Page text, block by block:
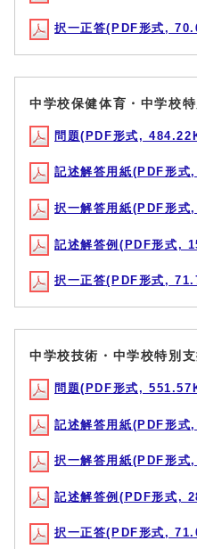
択一正答(PDF形式,
中学校保健体育・中学校
問題(PDF形式,
記述解答用紙(PDF形
択一解答用紙(PDF形
記述解答例(PDF形式,
択一正答(PDF形式,
中学校技術・中学校特別支
問題(PDF形式,
記述解答用紙(PDF形
択一解答用紙(PDF形
記述解答例(PDF形式,
択一正答(PDF形式,